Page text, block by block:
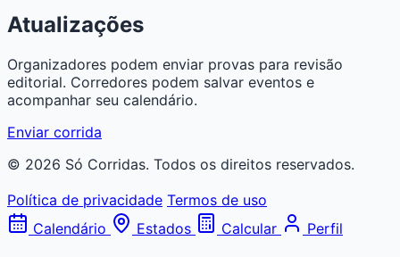
Atualizações
Organizadores podem enviar provas para revisão
editorial. Corredores podem salvar eventos e
acompanhar seu calendário.
Enviar corrida
© 2026 Só Corridas. Todos os direitos reservados.
Política de privacidade Termos de uso
Calendário
Estados Calcular Perfil